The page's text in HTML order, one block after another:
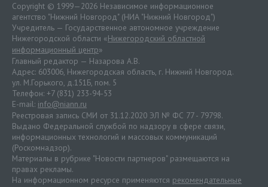
Copyright © 1999—2026 Независимое информационное
агентство "Нижний Новгород" (НИА "Нижний Новгород")
Учредитель — Государственное автономное учреждение
Нижегородской области «Нижегородский областной
информационный центр»
Главный редактор — Назарова А.В.
Адрес: 603006, Нижегородская область, г. Нижний Новгород.
ул. М.Горького, д.151Б, пом. 5
Телефон: +7 (831) 233-94-53
E-mail: info@niann.ru
Реестровая запись СМИ от 31.12.2020 ЭЛ № ФС 77 - 79798.
Выдано Федеральной службой по надзору в сфере связи,
информационных технологий и массовых коммуникаций
(Роскомнадзор).
Материалы в рубрике "Новости партнеров" размещаются на
правах рекламы.
На информационном ресурсе применяются рекомендательные